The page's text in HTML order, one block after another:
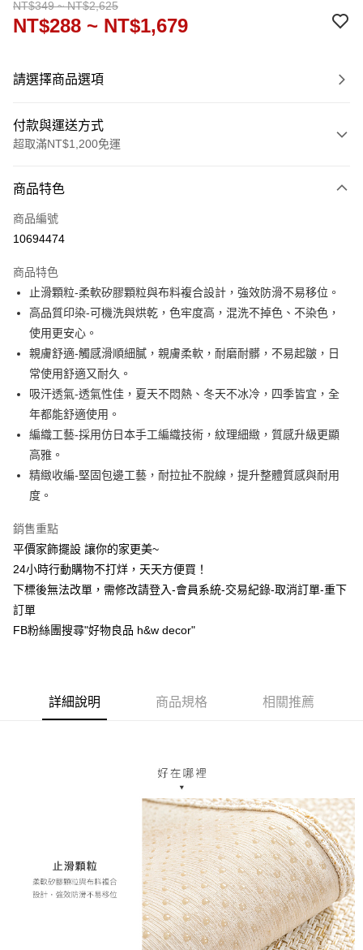
NT$349 ~ NT$2,625
NT$288 ~ NT$1,679
請選擇商品選項
付款與運送方式
超取滿NT$1,200免運
信用卡一次付款
信用卡分期付款
合作金庫商業銀行
華南商業銀行
彰化商業銀行
上海商業儲蓄銀行
台北富邦商業銀行
國泰世華商業銀行
臺灣中小企業銀行
台中商業銀行
匯豐（台灣）商業銀行
聯邦商業銀行
元大商業銀行
永豐商業銀行
玉山商業銀行
台新國際商業銀行
中國信託商業銀行
台灣樂天信用卡公司
6 期 0 利率 每期
華南商業銀行
彰化商業銀行
上海商業儲蓄銀行
國泰世華商業銀行
兆豐國際商業銀行
臺灣中小企業銀行
匯豐（台灣）商業銀行
華泰商業銀行
聯邦商業銀行
元大商業銀行
玉山商業銀行
星展（台灣）商業銀行
台新國際商業銀行
台灣樂天信用卡公司
超商取貨付款
LINE Pay
Apple Pay
街口支付
悠遊付
全盈+PAY
AFTEE先享後付
【關於「AFTEE先享後付」】
AFTEE先享後付是「在收到商品之後才付款」的支付方式。 讓您購物簡單
便利好安心！
１．簡單：不需註冊會員、不需綁卡、不需儲值。
２．便利：只要手機號碼，簡訊認證，即可結帳。
【「AFTEE先享後付」結帳流程】
ATM／網路銀行／等多元方式進行付款，方視為交易完成。
※ 請注意：結帳手續完成當下不需立刻繳費，但若您需要取消訂單，請聯絡
是否繳費成功／繳費後需取消欲退款等相關疑問，請聯繫「AFTEE先享後付
https://netprotections.freshdesk.com/support/home
１．透過由恩沛科技股份有限公司提供之「AFTEE先享後付」服務完成之交
易，需依本服務之必要範圍內提供個人資料，並將交易相關給付款項請求債
權轉讓予恩沛科技股份有限公司。
２．關於個人資料處理事宜，請瀏覽以下網址：
https://aftee.tw/terms/#terms3
３．未成年的使用者請事先徵得法定代理人或監護人之同意方可使用
「AFTEE先享後付」，若未經同意申辦者引起之損失，本公司不負相關責
運送方式
全家取貨付款，消費滿 $1200 (含以上)免運費
每筆NT$70，滿NT$1,200(含以上)免運費
新竹物流
商品特色
商品編號
10694474
商品特色
止滑顆粒-柔軟矽膠顆粒與布料複合設計，強效防滑不易移位。
高品質印染-可機洗與烘乾，色牢度高，混洗不掉色、不染色，
使用更安心。
親膚舒適-觸感滑順細膩，親膚柔軟，耐磨耐髒，不易起皺，日
常使用舒適又耐久。
吸汗透氣-透氣性佳，夏天不悶熱、冬天不冰冷，四季皆宜，全
年都能舒適使用。
編織工藝-採用仿日本手工編織技術，紋理細緻，質感升級更顯
高雅。
精緻收編-堅固包邊工藝，耐拉扯不脫線，提升整體質感與耐用
度。
銷售重點
平價家飾擺設 讓你的家更美~
24小時行動購物不打烊，天天方便買！
下標後無法改單，需修改請登入-會員系統-交易紀錄-取消訂單-重下
訂單
FB粉絲團搜尋"好物良品 h&w decor"
詳細說明 商品規格 相關推薦